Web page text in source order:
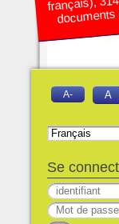
A- A
Se